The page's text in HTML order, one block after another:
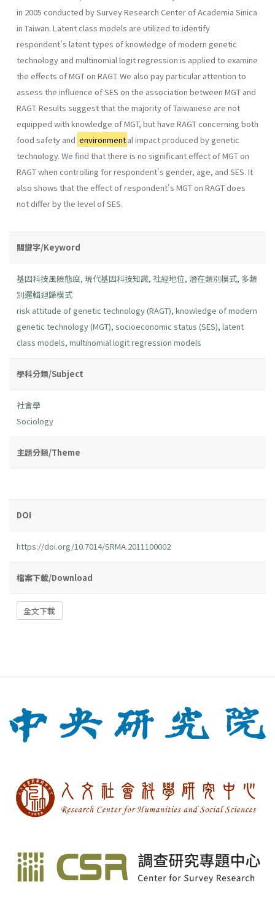
in 2005 conducted by Survey Research Center of Academia Sinica
in Taiwan. Latent class models are utilized to identify
respondent's latent types of knowledge of modern genetic
technology and multinomial logit regression is applied to examine
the effects of MGT on RAGT. We also pay particular attention to
assess the influence of SES on the association between MGT and
RAGT. Results suggest that the majority of Taiwanese are not
equipped with knowledge of MGT, but have RAGT concerning both
food safety and environmental impact produced by genetic
technology. We find that there is no significant effect of MGT on
RAGT when controlling for respondent's gender, age, and SES. It
also shows that the effect of respondent's MGT on RAGT does
not differ by the level of SES.
關鍵字/Keyword
基因科技風險態度, 現代基因科技知識, 社經地位, 潛在類別模式, 多類
別邏輯迴歸模式
risk attitude of genetic technology (RAGT), knowledge of modern
genetic technology (MGT), socioeconomic status (SES), latent
class models, multinomial logit regression models
學科分類/Subject
社會學
Sociology
主題分類/Theme
DOI
https://doi.org/10.7014/SRMA.2011100002
檔案下載/Download
全文下載